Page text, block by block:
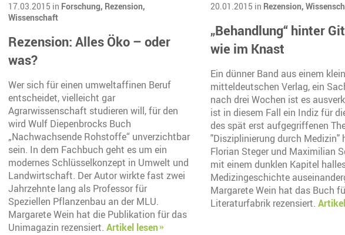
17.03.2015 in Forschung, Rezension,
Wissenschaft
Rezension: Alles Öko – oder
was?
Wer sich für einen umweltaffinen Beruf
entscheidet, vielleicht gar
Agrarwissenschaft studieren will, für den
wird Wulf Diepenbrocks Buch
„Nachwachsende Rohstoffe“ unverzichtbar
sein. In dem Fachbuch geht es um ein
modernes Schlüsselkonzept in Umwelt und
Landwirtschaft. Der Autor wirkte fast zwei
Jahrzehnte lang als Professor für
Speziellen Pflanzenbau an der MLU.
Margarete Wein hat die Publikation für das
Unimagazin rezensiert. Artikel lesen
20.01.2015 in Rezension,
„Behandlung“ hinter
wie im Knast
Ein dünner Band aus einem
mitteldeutschen Verlag, ein
nach drei Wochen ist es
ist in diesem Fall ein Indiz für
des spät erst aufgegriffenen
"Disziplinierung durch Medizin"
Florian Steger und Maximilian
mit einem dunklen Kapitel
Medizingeschichte
Margarete Wein hat das Buch
Literaturfabrik rezensiert.